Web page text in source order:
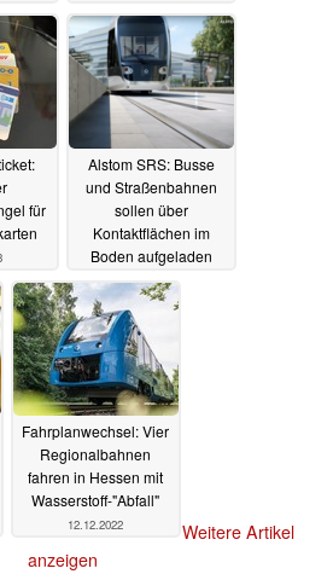
für
Alstom SRS: Busse
und Straßenbahnen
sollen über
Kontaktflächen im
Boden aufgeladen
werden23.03.2023
Fahrplanwechsel: Vier
Regionalbahnen
fahren in Hessen mit
Wasserstoff-"Abfall"
12.12.2022
Weitere Artikel
anzeigen